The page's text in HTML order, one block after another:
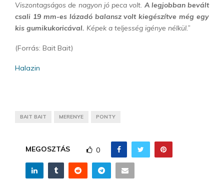
Viszontagságos de nagyon jó peca volt. A legjobban bevált
csali 19 mm-es lázadó balansz volt kiegészítve még egy
kis gumikukoricával. Képek a teljesség igénye nélkül.”
(Forrás: Bait Bait)
Halazin
BAIT BAIT MERENYE PONTY
MEGOSZTÁS 0